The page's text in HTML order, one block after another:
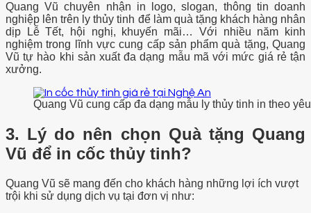
Quang Vũ chuyên nhận in logo, slogan, thông tin doanh
nghiệp lên trên ly thủy tinh để làm quà tặng khách hàng nhân
dịp Lễ Tết, hội nghị, khuyến mãi… Với nhiều năm kinh
nghiệm trong lĩnh vực cung cấp sản phẩm quà tặng, Quang
Vũ tự hào khi sản xuất đa dạng mẫu mã với mức giá rẻ tận
xưởng.
Quang Vũ cung cấp đa dạng mẫu ly thủy tinh in theo
3. Lý do nên chọn Quà tặng Quang
Vũ để in cốc thủy tinh?
Quang Vũ sẽ mang đến cho khách hàng những lợi ích vượt
trội khi sử dụng dịch vụ tại đơn vị như: